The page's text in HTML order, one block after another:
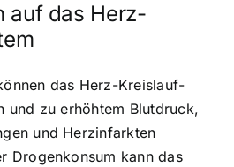
auf das Herz-
das Herz-Kreislauf-
und zu erhöhtem Blutdruck,
und Herzinfarkten
Drogenkonsum kann das